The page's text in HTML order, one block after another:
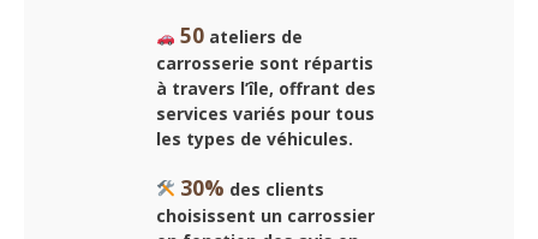
50ateliers de
carrosserie sont répartis
à travers l’île, offrant des
services variés pour tous
les types de véhicules.
30% des clients
choisissent un carrossier